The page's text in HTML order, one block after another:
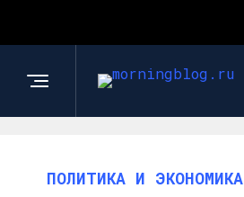
ПОЛИТИКА И ЭКОНОМИКА